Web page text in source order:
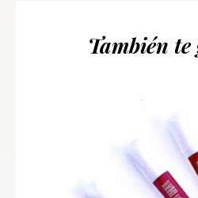
También